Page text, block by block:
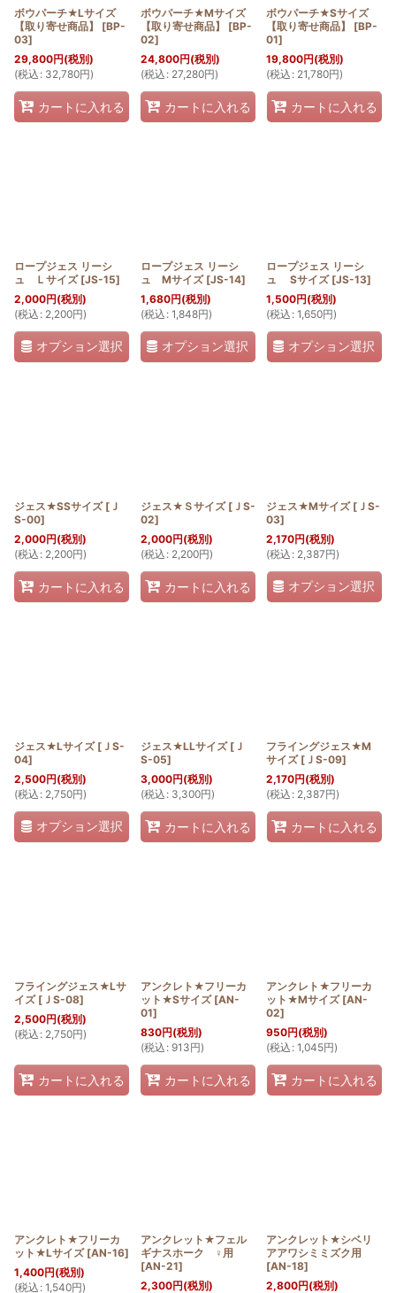
ボウパーチ★Lサイズ
【取り寄せ商品】
[BP-
03]
29,800円(税別)
(税込 : 32,780円)
カートに入れる
ボウパーチ★Mサイズ
【取り寄せ商品】
[BP-
02]
24,800円(税別)
(税込 : 27,280円)
カートに入れる
ボウパーチ★Sサイズ
【取り寄せ商品】
[BP-
01]
19,800円(税別)
(税込 : 21,780円)
カートに入れる
ロープジェス リーシ
ュ Ｌサイズ [JS-15]
2,000円(税別)
(税込 : 2,200円)
オプション選択
ロープジェス リーシ
ュ Mサイズ [JS-14]
1,680円(税別)
(税込 : 1,848円)
オプション選択
ロープジェス リーシ
ュ Sサイズ [JS-13]
1,500円(税別)
(税込 : 1,650円)
オプション選択
ジェス★SSサイズ [ Ｊ
S-00]
2,000円(税別)
(税込 : 2,200円)
カートに入れる
ジェス★Ｓサイズ [ＪS-
02]
2,000円(税別)
(税込 : 2,200円)
カートに入れる
ジェス★Mサイズ [ ＪS-
03]
2,170円(税別)
(税込 : 2,387円)
オプション選択
ジェス★Lサイズ [ ＪS-
04]
2,500円(税別)
(税込 : 2,750円)
オプション選択
ジェス★LLサイズ [Ｊ
S-05]
3,000円(税別)
(税込 : 3,300円)
カートに入れる
フライングジェス★M
サイズ [ ＪS-09]
2,170円(税別)
(税込 : 2,387円)
カートに入れる
フライングジェス★Lサ
イズ [ ＪS-08]
2,500円(税別)
(税込 : 2,750円)
カートに入れる
アンクレト★フリーカ
ット★Sサイズ [AN-
01]
830円(税別)
(税込 : 913円)
カートに入れる
アンクレト★フリーカ
ット★Mサイズ [AN-
02]
950円(税別)
(税込 : 1,045円)
カートに入れる
アンクレト★フリーカ
ット★Lサイズ [AN-16]
1,400円(税別)
(税込 : 1,540円)
アンクレット★フェル
ギナスホーク ♀用
[AN-21]
2,300円(税別)
アンクレット★シベリ
アアワシミミズク用
[AN-18]
2,800円(税別)